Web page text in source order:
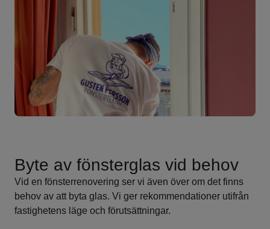
Byte av fönsterglas vid behov
Vid en fönsterrenovering ser vi även över om det finns
behov av att byta glas. Vi ger rekommendationer utifrån
fastighetens läge och förutsättningar.